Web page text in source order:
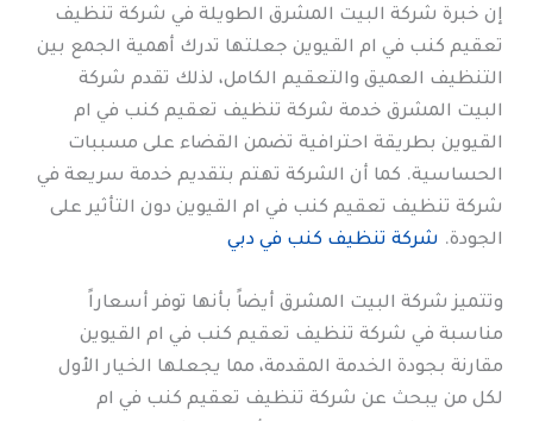
إن خبرة شركة البيت المشرق الطويلة في شركة تنظيف
تعقيم كنب في ام القيوين جعلتها تدرك أهمية الجمع بين
التنظيف العميق والتعقيم الكامل، لذلك تقدم شركة
البيت المشرق خدمة شركة تنظيف تعقيم كنب في ام
القيوين بطريقة احترافية تضمن القضاء على مسببات
الحساسية. كما أن الشركة تهتم بتقديم خدمة سريعة في
شركة تنظيف تعقيم كنب في ام القيوين دون التأثير على
الجودة. شركة تنظيف كنب في دبي
وتتميز شركة البيت المشرق أيضاً بأنها توفر أسعاراً
مناسبة في شركة تنظيف تعقيم كنب في ام القيوين
مقارنة بجودة الخدمة المقدمة، مما يجعلها الخيار الأول
لكل من يبحث عن شركة تنظيف تعقيم كنب في ام